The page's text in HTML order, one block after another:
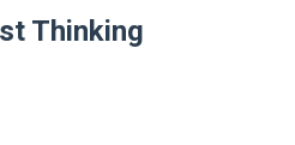
Thinking